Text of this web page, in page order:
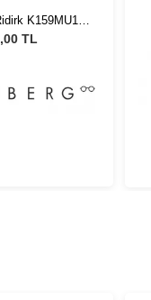
K159MU13
48 TL